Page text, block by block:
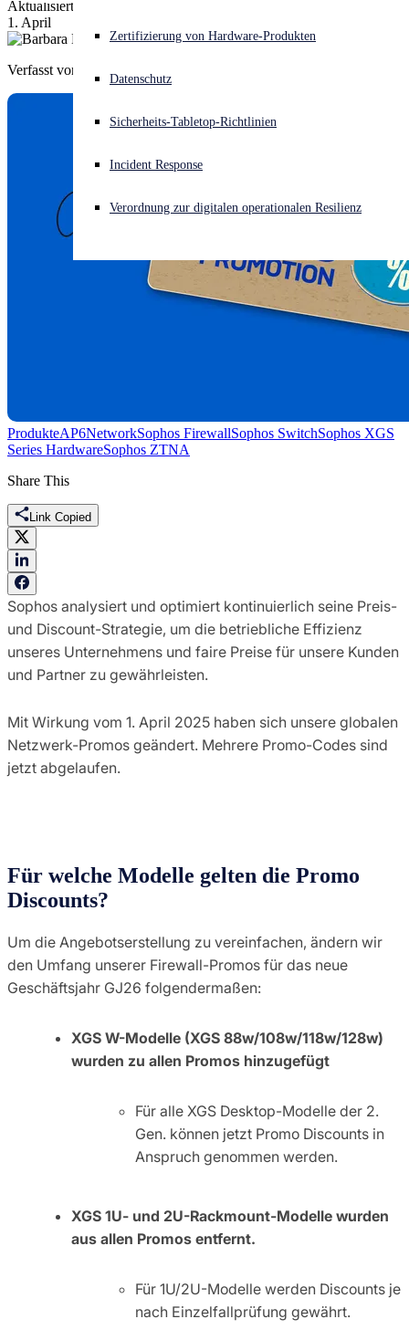
Akuter Cyberangriff? Fordern Sie Sofort-Hilfe an
Open language switcher
Zertifizierung von Hardware-Produkten
Datenschutz
Sicherheits-Tabletop-Richtlinien
Incident Response
Verordnung zur digitalen operationalen Resilienz
Aktualisierte Promos zur Unterstützung Ihres Sophos-Geschäfts ab
1. April
Verfasst von
ProdukteAP6NetworkSophos FirewallSophos SwitchSophos XGS
Series HardwareSophos ZTNA
Share This
Link Copied
Sophos analysiert und optimiert kontinuierlich seine Preis-
und Discount-Strategie, um die betriebliche Effizienz
unseres Unternehmens und faire Preise für unsere Kunden
und Partner zu gewährleisten.
Mit Wirkung vom 1. April 2025 haben sich unsere globalen
Netzwerk-Promos geändert. Mehrere Promo-Codes sind
jetzt abgelaufen.
Für welche Modelle gelten die Promo
Discounts?
Um die Angebotserstellung zu vereinfachen, ändern wir
den Umfang unserer Firewall-Promos für das neue
Geschäftsjahr GJ26 folgendermaßen:
XGS W-Modelle (XGS 88w/108w/118w/128w)
wurden zu allen Promos hinzugefügt
Für alle XGS Desktop-Modelle der 2.
Gen. können jetzt Promo Discounts in
Anspruch genommen werden.
XGS 1U- und 2U-Rackmount-Modelle wurden
aus allen Promos entfernt.
Für 1U/2U-Modelle werden Discounts je
nach Einzelfallprüfung gewährt.